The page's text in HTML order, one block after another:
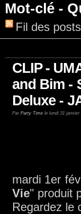
Mot-clé -
Fil des posts
CLIP -
and Bim -
Deluxe -
Par Party Time le lundi 31 janvier
mardi 1er
Vie" produit
Regardez le